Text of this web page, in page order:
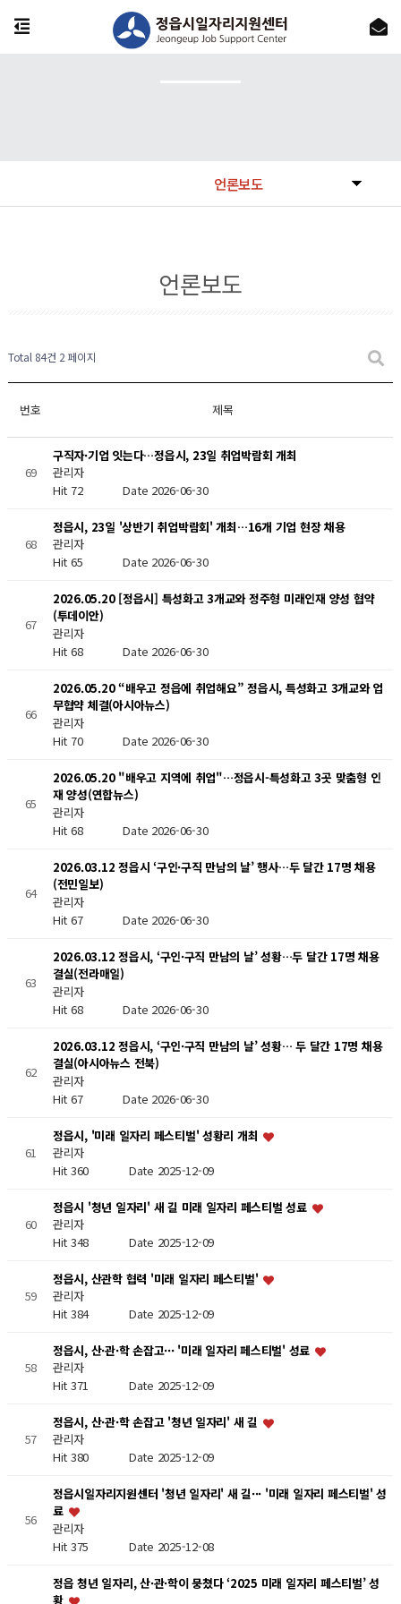
언론보도
언론보도
Total 84건 2 페이지
번호 제목
69
구직자·기업 잇는다…정읍시, 23일 취업박람회 개최
관리자
Hit 72Date 2026-06-30
68
정읍시, 23일 '상반기 취업박람회' 개최…16개 기업 현장 채용
관리자
Hit 65Date 2026-06-30
67
2026.05.20 [정읍시] 특성화고 3개교와 정주형 미래인재 양성 협약
(투데이안)
관리자
Hit 68Date 2026-06-30
66
2026.05.20 “배우고 정읍에 취업해요” 정읍시, 특성화고 3개교와 업
무협약 체결(아시아뉴스)
관리자
Hit 70Date 2026-06-30
65
2026.05.20 "배우고 지역에 취업"…정읍시-특성화고 3곳 맞춤형 인
재 양성(연합뉴스)
관리자
Hit 68Date 2026-06-30
64
2026.03.12 정읍시 ‘구인·구직 만남의 날’ 행사…두 달간 17명 채용
(전민일보)
관리자
Hit 67Date 2026-06-30
63
2026.03.12 정읍시, ‘구인·구직 만남의 날’ 성황…두 달간 17명 채용
결실(전라매일)
관리자
Hit 68Date 2026-06-30
62
2026.03.12 정읍시, ‘구인·구직 만남의 날’ 성황… 두 달간 17명 채용
결실(아시아뉴스 전북)
관리자
Hit 67Date 2026-06-30
61
정읍시, '미래 일자리 페스티벌' 성황리 개최
관리자
Hit 360Date 2025-12-09
60
정읍시 '청년 일자리' 새 길 미래 일자리 페스티벌 성료
관리자
Hit 348Date 2025-12-09
59
정읍시, 산관학 협력 '미래 일자리 페스티벌'
관리자
Hit 384Date 2025-12-09
58
정읍시, 산·관·학 손잡고··· '미래 일자리 페스티벌' 성료
관리자
Hit 371Date 2025-12-09
57
정읍시, 산·관·학 손잡고 '청년 일자리' 새 길
관리자
Hit 380Date 2025-12-09
56
정읍시일자리지원센터 '청년 일자리' 새 길··· '미래 일자리 페스티벌' 성
료
관리자
Hit 375Date 2025-12-08
정읍 청년 일자리, 산·관·학이 뭉쳤다 ‘2025 미래 일자리 페스티벌’ 성